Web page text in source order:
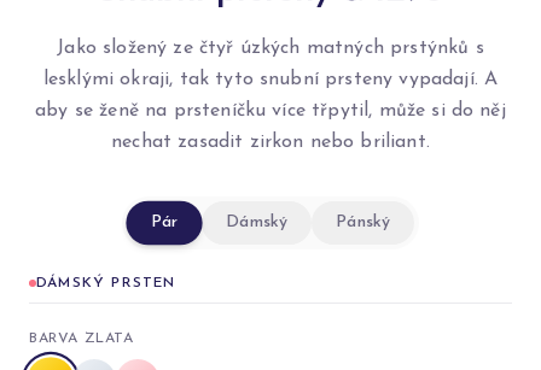
Jako složený ze čtyř úzkých matných prstýnků s
lesklými okraji, tak tyto snubní prsteny vypadají. A
aby se ženě na prsteníčku více třpytil, může si do něj
nechat zasadit zirkon nebo briliant.
Pár Dámský Pánský
DÁMSKÝ PRSTEN
BARVA ZLATA